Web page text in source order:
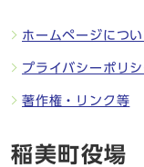
ホームページについ
プライバシーポリ
著作権・リンク等
稲美町役場